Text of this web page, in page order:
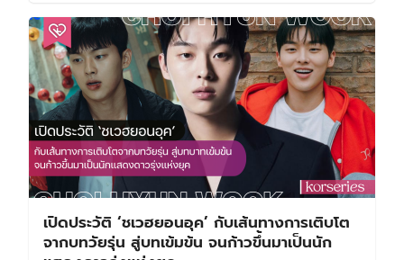
เปิดประวัติ ‘ชเวฮยอนอุค’ กับเส้นทางการเติบโต
จากบทวัยรุ่น สู่บทเข้มข้น จนก้าวขึ้นมาเป็นนัก